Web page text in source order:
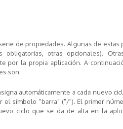
de propiedades. Algunas de estas
otras opcionales).
por la propia aplicación. A
son:
automáticamente a cada nuevo
símbolo "barra" ("/"). El primer
ciclo que se da de alta en la